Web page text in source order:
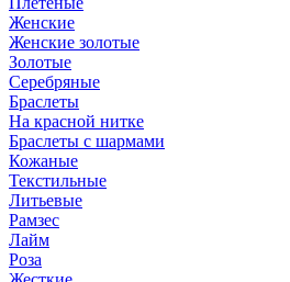
Женские
Женские золотые
Золотые
Серебряные
Браслеты
На красной нитке
Браслеты с шармами
Кожаные
Текстильные
Литьевые
Рамзес
Лайм
Роза